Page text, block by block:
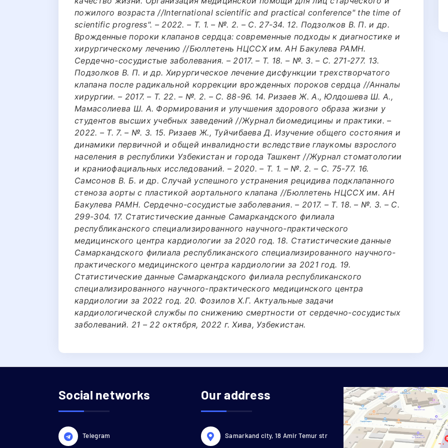
пожилого возраста //International scientific and practical conference" the time of
scientific progress". – 2022. – Т. 1. – №. 2. – С. 27-34. 12. Подзолков В. П. и др.
Врожденные пороки клапанов сердца: современные подходы к диагностике и
хирургическому лечению //Бюллетень НЦССХ им. АН Бакулева РАМН.
Сердечно-сосудистые заболевания. – 2017. – Т. 18. – №. 3. – С. 271-277. 13.
Подзолков В. П. и др. Хирургическое лечение дисфункции трехстворчатого
клапана после радикальной коррекции врожденных пороков сердца //Анналы
хирургии. – 2017. – Т. 22. – №. 2. – С. 88-96. 14. Ризаев Ж. А., Юлдошева Ш. А.,
Мамасолиева Ш. А. Формирования и улучшения здорового образа жизни у
студентов высших учебных заведений //Журнал биомедицины и практики. –
2022. – Т. 7. – №. 3. 15. Ризаев Ж., Туйчибаева Д. Изучение общего состояния и
динамики первичной и общей инвалидности вследствие глаукомы взрослого
населения в республики Узбекистан и города Ташкент //Журнал стоматологии
и краниофациальных исследований. – 2020. – Т. 1. – №. 2. – С. 75-77. 16.
Самсонов В. Б. и др. Случай успешного устранения рецидива подклапанного
стеноза аорты с пластикой аортального клапана //Бюллетень НЦССХ им. АН
Бакулева РАМН. Сердечно-сосудистые заболевания. – 2017. – Т. 18. – №. 3. – С.
299-304. 17. Статистические данные Самаркандского филиала
республиканского специализированного научного-практического
медицинского центра кардиологии за 2020 год. 18. Статистические данные
Самаркандского филиала республиканского специализированного научного-
практического медицинского центра кардиологии за 2021 год. 19.
Статистические данные Самаркандского филиала республиканского
специализированного научного-практического медицинского центра
кардиологии за 2022 год. 20. Фозилов Х.Г. Актуальные задачи
кардиологической службы по снижению смертности от сердечно-сосудистых
заболеваний. 21 – 22 октября, 2022 г. Хива, Узбекистан.
Social networks
Telegram
Our address
Samarkand city, 18 Amir Temur str